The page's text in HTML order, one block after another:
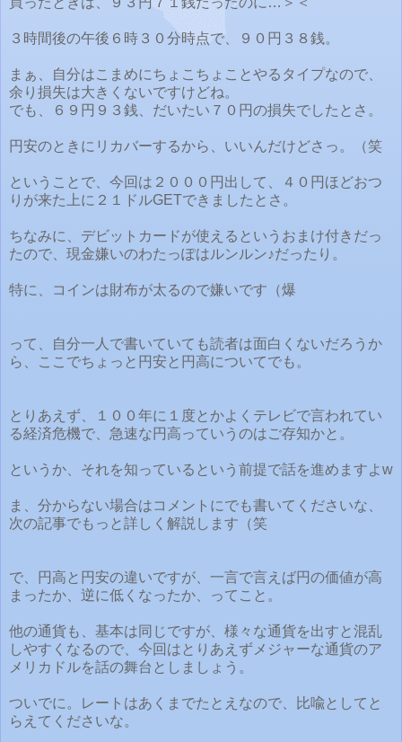
３時間後の午後６時３０分時点で、９０円３８銭。
まぁ、自分はこまめにちょこちょことやるタイプなので、
余り損失は大きくないですけどね。
でも、６９円９３銭、だいたい７０円の損失でしたとさ。
円安のときにリカバーするから、いいんだけどさっ。（笑
ということで、今回は２０００円出して、４０円ほどおつ
りが来た上に２１ドルGETできましたとさ。
ちなみに、デビットカードが使えるというおまけ付きだっ
たので、現金嫌いのわたっぽはルンルン♪だったり。
特に、コインは財布が太るので嫌いです（爆
って、自分一人で書いていても読者は面白くないだろうか
ら、ここでちょっと円安と円高についてでも。
とりあえず、１００年に１度とかよくテレビで言われてい
る経済危機で、急速な円高っていうのはご存知かと。
というか、それを知っているという前提で話を進めますよw
ま、分からない場合はコメントにでも書いてくださいな、
次の記事でもっと詳しく解説します（笑
で、円高と円安の違いですが、一言で言えば円の価値が高
まったか、逆に低くなったか、ってこと。
他の通貨も、基本は同じですが、様々な通貨を出すと混乱
しやすくなるので、今回はとりあえずメジャーな通貨のア
メリカドルを話の舞台としましょう。
ついでに。レートはあくまでたとえなので、比喩としてと
らえてくださいな。